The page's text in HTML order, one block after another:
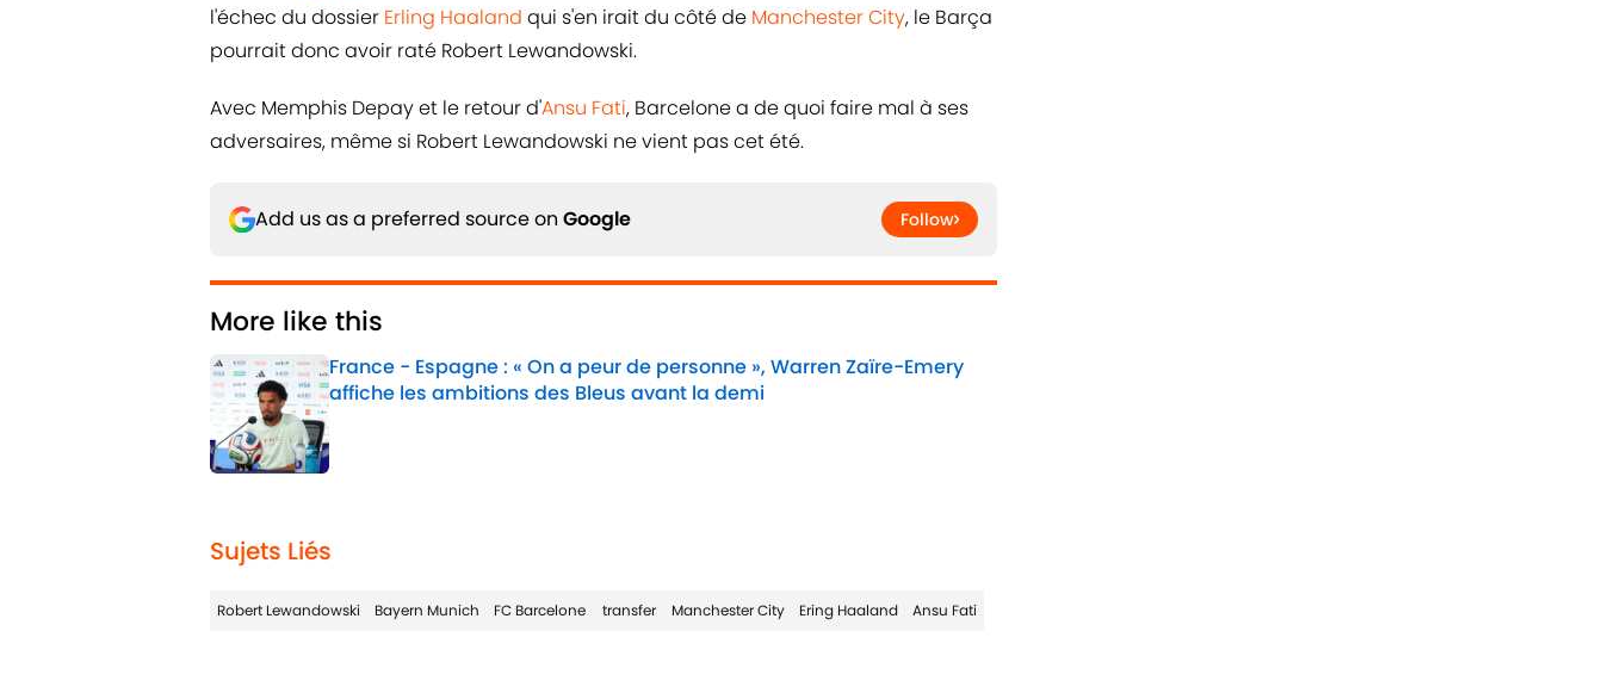
l'échec du dossier Erling Haaland qui s'en irait du côté de Manchester City, le Barça
pourrait donc avoir raté Robert Lewandowski.
Avec Memphis Depay et le retour d'Ansu Fati, Barcelone a de quoi faire mal à ses
adversaires, même si Robert Lewandowski ne vient pas cet été.
Add us as a preferred source on Google Follow
More like this
France - Espagne : « On a peur de personne », Warren Zaïre-Emery
affiche les ambitions des Bleus avant la demi
Sujets Liés
Robert Lewandowski Bayern Munich FC Barcelone transfer Manchester City Ering Haaland Ansu Fati